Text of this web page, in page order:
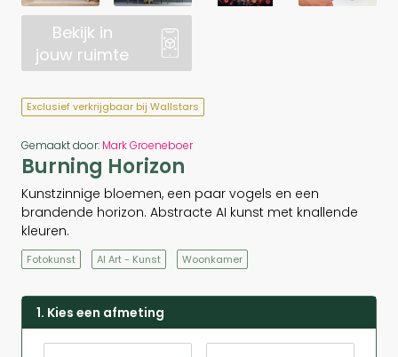
Bekijk in
jouw ruimte
Exclusief verkrijgbaar bij Wallstars
Gemaakt door: Mark Groeneboer
Burning Horizon
Kunstzinnige bloemen, een paar vogels en een
brandende horizon. Abstracte AI kunst met knallende
kleuren.
Fotokunst AI Art - Kunst Woonkamer
1. Kies een afmeting